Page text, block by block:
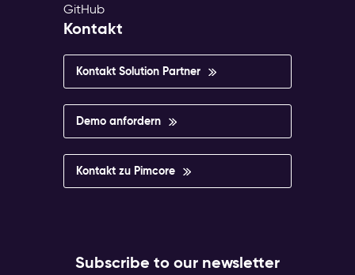
GitHub
Kontakt
Kontakt Solution Partner
Demo anfordern
Kontakt zu Pimcore
Subscribe to our newsletter